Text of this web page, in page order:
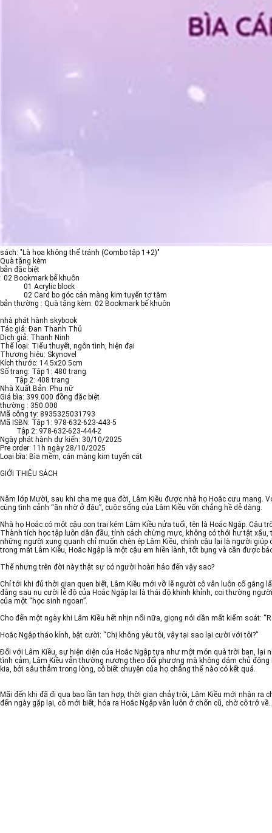
sách: "Là họa không thể tránh (Combo tập 1+2)"
Quà tặng kèm
bản đặc biệt
: 02 Bookmark bế khuôn
01 Acrylic block
02 Card bo góc cán màng kim tuyến tơ tằm
bản thường : Quà tặng kèm: 02 Bookmark bế khuôn
nhà phát hành skybook
Tác giả: Đan Thanh Thủ
Dịch giả: Thanh Ninh
Thể loại: Tiểu thuyết, ngôn tình, hiện đại
Thương hiệu: Skynovel
Kích thước: 14.5x20.5cm
Số trang: Tập 1: 480 trang
Tập 2: 408 trang
Nhà Xuất Bản: Phụ nữ
Giá bìa: 399.000 đồng đặc biệt
thường : 350.000
Mã công ty: 8935325031793
Mã ISBN: Tập 1: 978-632-623-443-5
Tập 2: 978-632-623-444-2
Ngày phát hành dự kiến: 30/10/2025
Pre order: 11h ngày 28/10/2025
Loại bìa: Bìa mềm, cán màng kim tuyến cát
GIỚI THIỆU SÁCH
Năm lớp Mười, sau khi cha mẹ qua đời, Lâm Kiều được nhà họ Hoắc cưu mang.
cùng tình cảnh “ăn nhờ ở đậu”, cuộc sống của Lâm Kiều vốn chẳng hề dễ dàng.
Nhà họ Hoắc có một cậu con trai kém Lâm Kiều nửa tuổi, tên là Hoắc Ngập.
Thành tích học tập luôn dẫn đầu, tính cách chừng mực, không có thói hư tật
những người xung quanh chỉ muốn chèn ép Lâm Kiều, chính cậu lại là người
trong mắt Lâm Kiều, Hoắc Ngập là một cậu em hiền lành, tốt bụng và cần được
Thế nhưng trên đời này thật sự có người hoàn hảo đến vậy sao?
Chỉ tới khi đủ thời gian quen biết, Lâm Kiều mới vỡ lẽ người cô vẫn luôn cố
đằng sau nụ cười lễ độ của Hoắc Ngập lại là thái độ khinh khỉnh, coi thường
của một “học sinh ngoan”.
Cho đến một ngày khi Lâm Kiều hết nhịn nổi nữa, giọng nói dần mất kiểm soát:
Hoắc Ngập tháo kính, bật cười: “Chị không yêu tôi, vậy tại sao lại cười với tôi?”
Đối với Lâm Kiều, sự hiện diện của Hoắc Ngập tựa như một món quà trời ban,
tình cảm, Lâm Kiều vẫn thường nương theo đối phương mà không dám chủ
kia, bởi sâu thẳm trong lòng, cô biết chuyện của họ chẳng thể nào có kết quả.
Mãi đến khi đã đi qua bao lần tan hợp, thời gian chảy trôi, Lâm Kiều mới nhận
đến ngày gặp lại, cô mới biết, hóa ra Hoắc Ngập vẫn luôn ở chốn cũ, chờ cô trở